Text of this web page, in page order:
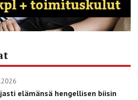
elämänsä hengellisen biisin